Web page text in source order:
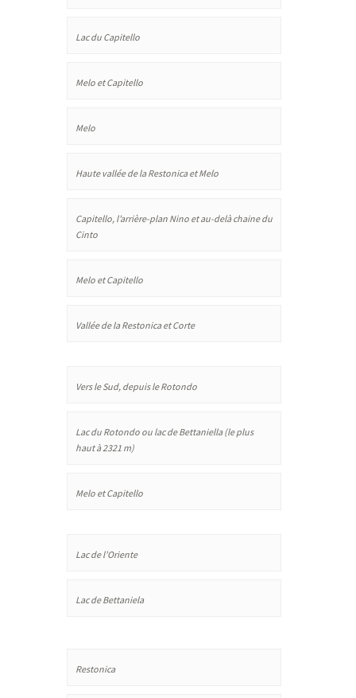
Lac du Capitello
Melo et Capitello
Melo
Haute vallée de la Restonica et Melo
Capitello, l’arrière-plan Nino et au-delà chaine du
Cinto
Melo et Capitello
Vallée de la Restonica et Corte
Vers le Sud, depuis le Rotondo
Lac du Rotondo ou lac de Bettaniella (le plus
haut à 2321 m)
Melo et Capitello
Lac de l’Oriente
Lac de Bettaniela
Restonica